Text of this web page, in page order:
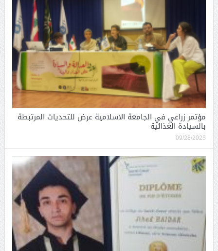
مؤتمر زراعي في الجامعة الاسلامية عرض للتحديات المرتبطة
بالسيادة الغذائية
09/28/2025